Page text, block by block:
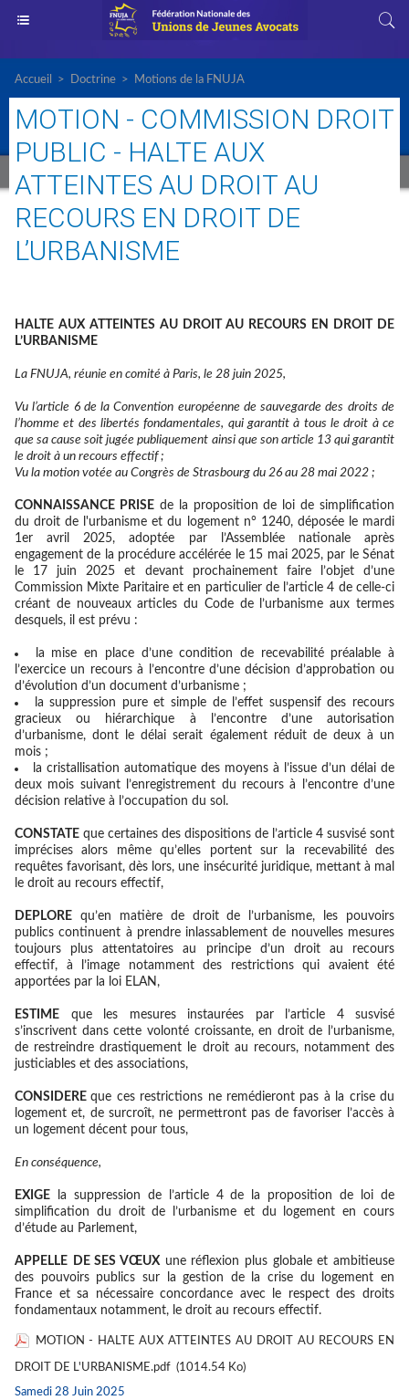
Accueil > Doctrine > Motions de la FNUJA
MOTION - COMMISSION DROIT
PUBLIC - HALTE AUX
ATTEINTES AU DROIT AU
RECOURS EN DROIT DE
L’URBANISME
HALTE AUX ATTEINTES AU DROIT AU RECOURS EN DROIT DE
L’URBANISME
La FNUJA, réunie en comité à Paris, le 28 juin 2025,
Vul’article 6 de la Convention européenne de sauvegarde des droits de
l’homme et des libertés fondamentales, quigarantit à tous le droit à ce
que sa cause soit jugée publiquement ainsi que son article 13 qui garantit
le droit à un recours effectif ;
Vu la motion votée au Congrès de Strasbourg du 26 au 28 mai 2022 ;
CONNAISSANCE PRI SEde la proposition de loi de simplification
du droit de l'urbanisme et du logement n° 1240, déposée le mardi
1er avril 2025, adoptée par l’Assemblée nationale après
engagement de la procédure accélérée le 15 mai 2025, par le Sénat
le 17 juin 2025 et devant prochainement faire l’objet d’une
Commission Mixte Paritaire et en particulier de l’article 4 de celle-ci
créant de nouveaux articles du Code de l’urbanisme aux termes
desquels, il est prévu :
la mise en place d’une condition de recevabilité préalable à
l’exercice un recours à l’encontre d’une décision d’approbation ou
d’évolution d’un document d’urbanisme ;
la suppression pure et simple de l’effet suspensif des recours
gracieux ou hiérarchique à l’encontre d’une autorisation
d’urbanisme, dont le délai serait également réduit de deux à un
mois ;
la cristallisation automatique des moyens à l’issue d’un délai de
deux mois suivant l’enregistrement du recours à l’encontre d’une
décision relative à l’occupation du sol.
CONSTAT E que certaines des dispositions de l’article 4 susvisé sont
imprécises alors même qu’elles portent sur la recevabilité des
requêtes favorisant, dès lors, une insécurité juridique, mettant à mal
le droit au recours effectif,
DEPLORE qu’en matière de droit de l’urbanisme, les pouvoirs
publics continuent à prendre inlassablement de nouvelles mesures
toujours plus attentatoires au principe d’un droit au recours
effectif, à l’image notamment des restrictions qui avaient été
apportées par la loi ELAN,
ESTIME que les mesures instaurées par l’article 4 susvisé
s’inscrivent dans cette volonté croissante, en droit de l’urbanisme,
de restreindre drastiquement le droit au recours, notamment des
justiciables et des associations,
CONSIDEREque ces restrictions ne remédieront pas à la crise du
logement et, de surcroît, ne permettront pas de favoriser l’accès à
un logement décent pour tous,
En conséquence,
EXIGE la suppression de l’article 4 de la proposition de loi de
simplification du droit de l’urbanisme et du logement en cours
d’étude au Parlement,
APPELLE DESES VŒUXune réflexion plus globale et ambitieuse
des pouvoirs publics sur la gestion de la crise du logement en
France et sa nécessaire concordance avec le respect des droits
fondamentaux notamment, le droit au recours effectif.
MOTION - HALTE AUX ATTEINTES AU DROIT AU RECOURS EN
DROIT DE L'URBANISME.pdf (1014.54 Ko)
Samedi 28 Juin 2025